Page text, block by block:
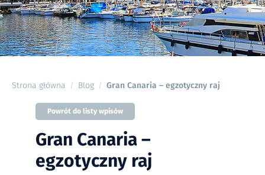
Strona główna / Blog / Gran Canaria – egzotyczny raj
Powrót do listy wpisów
Gran Canaria –
egzotyczny raj